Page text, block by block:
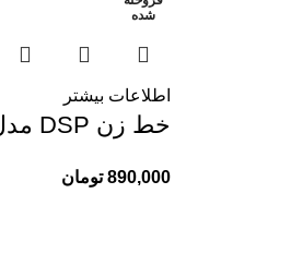
شده
اطلاعات بیشتر
خط زن DSP مدل 91418
890,000 تومان
شده